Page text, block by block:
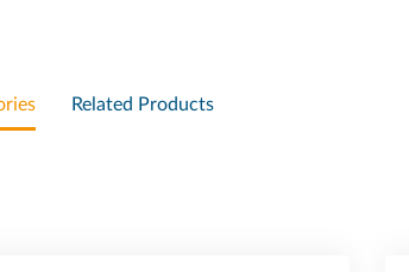
Related Products